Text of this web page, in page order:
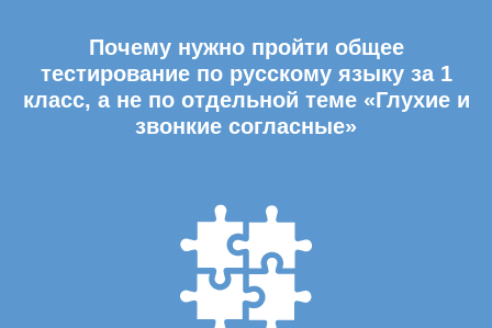
Почему нужно пройти общее
тестирование по русскому языку за 1
класс, а не по отдельной теме «Глухие и
звонкие согласные»